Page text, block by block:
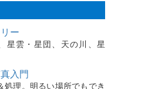
ー
星雲・星団、天の川、星
入門
処理。明るい場所でもでき